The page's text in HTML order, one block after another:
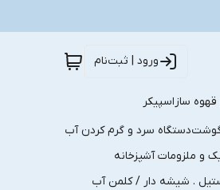
ورود | ثبت‌نام
سازاسپیکر
دستگاه سرد و گرم کردن آب
و ملزومات آشپزخانه
. شیشه دار / کلمن آب